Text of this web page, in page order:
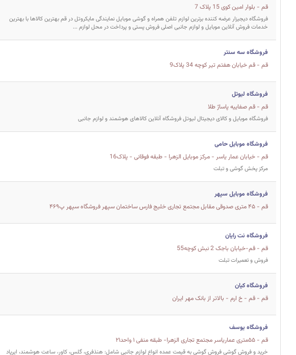
قم - بلوار امین کوی 15 پلاک 7
فروشگاه دیجیزار عرضه کننده برترین لوازم تلفن همراه و گوشی موبایل نمایندگی مایکروتل در قم بهترین کالاها با بهترین
خدمات فروش آنلاین موبایل و لوازم جانبی اصلی فروش پستی و پرداخت در محل لوازم ...
فروشگاه سه سنتر
قم - قم خیابان هفتم تیر کوچه 34 پلاک9
فروشگاه لیوتل
قم - قم صفاییه پاساژ طلا
فروشگاه موبایل و کالای دیجیتال لیوتل فروشگاه آنلاین کالاهای هوشمند و لوازم جانبی
فروشگاه موبایل حامی
قم - خیابان عمار یاسر - مرکز موبایل الزهرا - طبقه فوقانی - پلاک16
مرکز پخش گوشی و تبلت
فروشگاه موبایل سپهر
قم - ۴۵ متری صدوقی مقابل مجتمع تجاری خلیج فارس ساختمان سپهر فروشگاه سپهر پ۴۶۹
فروشگاه نت رایان
قم - قم-خیابان باجک 2 نبش کوچه55
فروش و تعمیرات تبلت
فروشگاه کیان
قم - قم - خ ارم - بالاتر از بانک مهر ایران
فروشگاه یوسف
قم - ۵۵متری عماریاسر مجتمع تجاری الزهرا- طبقه منفی ۱ واحد۲۱
خرید و فروش گوشی فروش گوشی به قیمت عمده انواع لوازم جانبی شامل: هنذفری، گلس، کاور، ساعت هوشمند، ایرپاد